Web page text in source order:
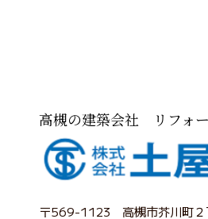
高槻の建築会社 リフォ
〒569-1123 高槻市芥川町２